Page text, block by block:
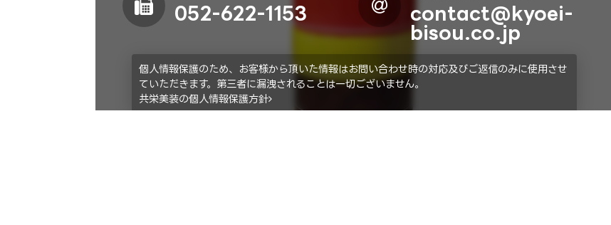
052-622-1153
contact@kyoei-
bisou.co.jp
個人情報保護のため、お客様から頂いた情報はお問い合わせ時の対応及びご返信のみに使用させ
ていただきます。第三者に漏洩されることは一切ございません。
共栄美装の個人情報保護方針